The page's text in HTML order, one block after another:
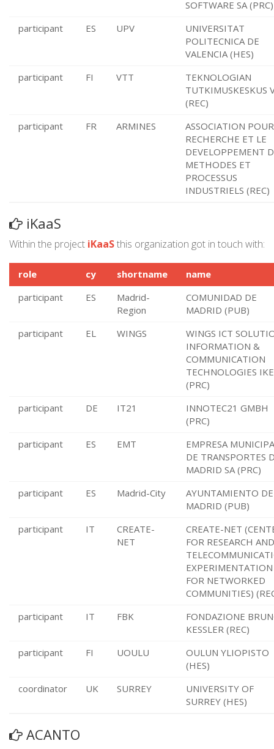
SOFTWARE SA (PRC)
participant
ES UPV
UNIVERSITAT
POLITECNICA DE
VALENCIA (HES)
participant
FI VTT
TEKNOLOGIAN
TUTKIMUSKESKUS
(REC)
participant
FR ARMINES
ASSOCIATION
RECHERCHE ET LE
DEVELOPPEMENT
METHODES ET
PROCESSUS
INDUSTRIELS (REC)
iKaaS
Within the project iKaaSthis organization got in touch with:
role cy shortname
name
participant
ES
Madrid-
Region
COMUNIDAD DE
MADRID (PUB)
participant
EL WINGS
WINGS ICT
INFORMATION &
COMMUNICATION
TECHNOLOGIES IKE
(PRC)
participant
DE IT21
INNOTEC21 GMBH
(PRC)
participant
ES EMT
EMPRESA
DE TRANSPORTES
MADRID SA (PRC)
participant
ES Madrid-City
AYUNTAMIENTO DE
MADRID (PUB)
participant
IT
CREATE-
NET
CREATE-NET
FOR RESEARCH AND
EXPERIMENTATION
FOR NETWORKED
COMMUNITIES)
participant
IT FBK
FONDAZIONE
KESSLER (REC)
participant
FI UOULU
OULUN YLIOPISTO
(HES)
coordinator
UK SURREY
UNIVERSITY OF
SURREY (HES)
ACANTO